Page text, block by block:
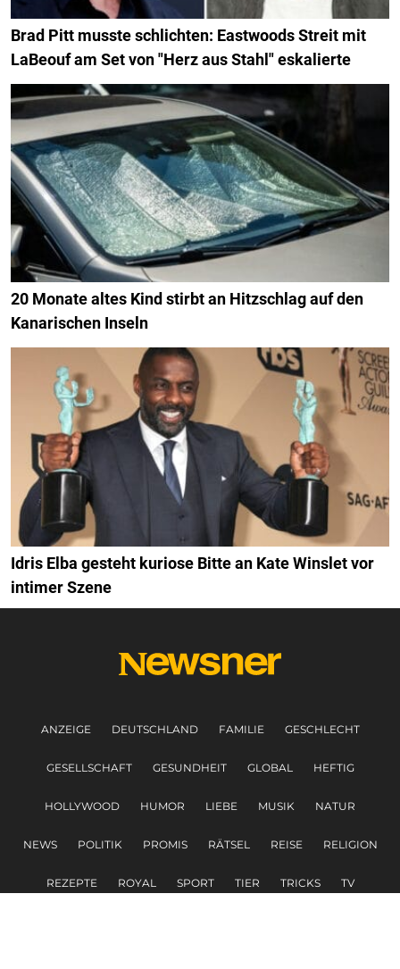
Brad Pitt musste schlichten: Eastwoods Streit mit
LaBeouf am Set von "Herz aus Stahl" eskalierte
20 Monate altes Kind stirbt an Hitzschlag auf den
Kanarischen Inseln
Idris Elba gesteht kuriose Bitte an Kate Winslet vor
intimer Szene
ANZEIGE DEUTSCHLAND FAMILIE GESCHLECHT
GESELLSCHAFT GESUNDHEIT GLOBAL HEFTIG
HOLLYWOOD HUMOR LIEBE MUSIK NATUR
NEWS POLITIK PROMIS RÄTSEL REISE RELIGION
REZEPTE ROYAL SPORT TIER TRICKS TV